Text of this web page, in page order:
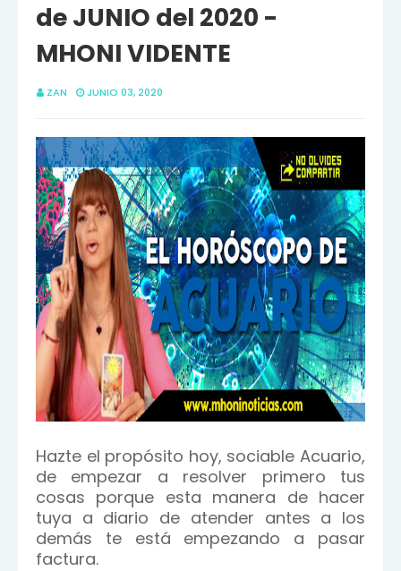
de JUNIO del 2020 -
MHONI VIDENTE
ZAN JUNIO 03, 2020
Hazte el propósito hoy, sociable Acuario,
de empezar a resolver primero tus
cosas porque esta manera de hacer
tuya a diario de atender antes a los
demás te está empezando a pasar
factura.